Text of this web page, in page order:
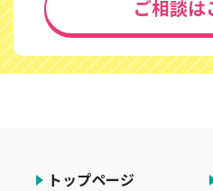
ご相談は
トップページ